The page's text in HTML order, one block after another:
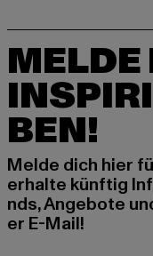
MELDE
BEN!
Melde dich hier
erhalte künftig
nds, Angebote
er E-Mail!